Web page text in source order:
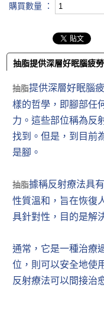
購買數量 ：
抽脂提供深層好眠腦疲
抽脂提供深層好眠腦
樣的哲學，即腳部任
力。這些部位稱為反
找到。但是，到目前
是腳。
抽脂據稱反射療法具
性質溫和，旨在恢復
具針對性，目的是解
通常，它是一種治療
位，則可以安全地使
反射療法可以間接治